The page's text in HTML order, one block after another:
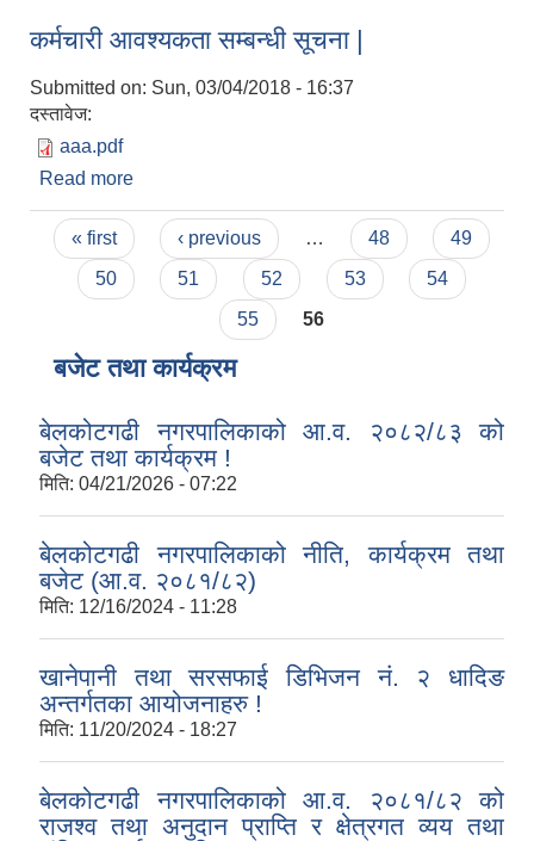
कर्मचारी आवश्यकता सम्बन्धी सूचना |
Submitted on: Sun, 03/04/2018 - 16:37
दस्तावेज:
aaa.pdf
Read more
Pages
« first ‹ previous … 48
49
50
51 52 53
54
55
56
बजेट तथा कार्यक्रम
बेलकोटगढी नगरपालिकाको आ.व. २०८२/८३ को
बजेट तथा कार्यक्रम !
मिति: 04/21/2026 - 07:22
बेलकोटगढी नगरपालिकाको नीति, कार्यक्रम तथा
बजेट (आ.व. २०८१/८२)
मिति: 12/16/2024 - 11:28
खानेपानी तथा सरसफाई डिभिजन नं. २ धादिङ
अन्तर्गतका आयोजनाहरु !
मिति: 11/20/2024 - 18:27
बेलकोटगढी नगरपालिकाको आ.व. २०८१/८२ को
राजश्व तथा अनुदान प्राप्ति र क्षेत्रगत व्यय तथा